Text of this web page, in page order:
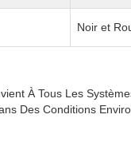
Noir et
À Tous Les
Des Conditions